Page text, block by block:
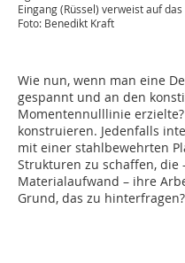
Eingang (Rüssel) verweist auf
Foto: Benedikt Kraft
Wie nun, wenn man eine
gespannt und an den
Momentennulllinie
konstruieren. Jedenfalls
mit einer stahlbewehrten
Strukturen zu schaffen, die
Materialaufwand – ihre
Grund, das zu hinterfragen?